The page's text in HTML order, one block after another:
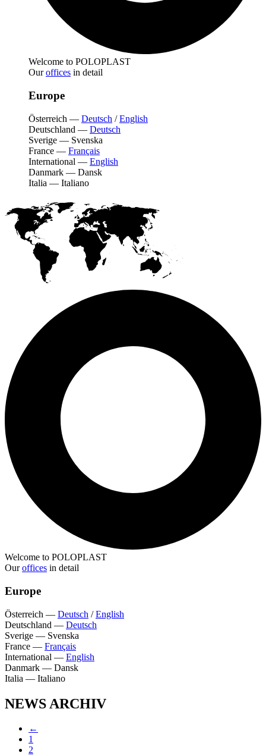
Welcome to POLOPLAST
Ouroffices in detail
Europe
Österreich — Deutsch /English
Deutschland — Deutsch
Sverige — Svenska
France — Français
International — English
Danmark — Dansk
Italia — Italiano
Welcome to POLOPLAST
Ouroffices in detail
Europe
Österreich — Deutsch /English
Deutschland — Deutsch
Sverige — Svenska
France — Français
International — English
Danmark — Dansk
Italia — Italiano
NEWS ARCHIV
←
1
2